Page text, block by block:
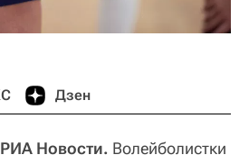
Дзен
Новости. Волейболистки